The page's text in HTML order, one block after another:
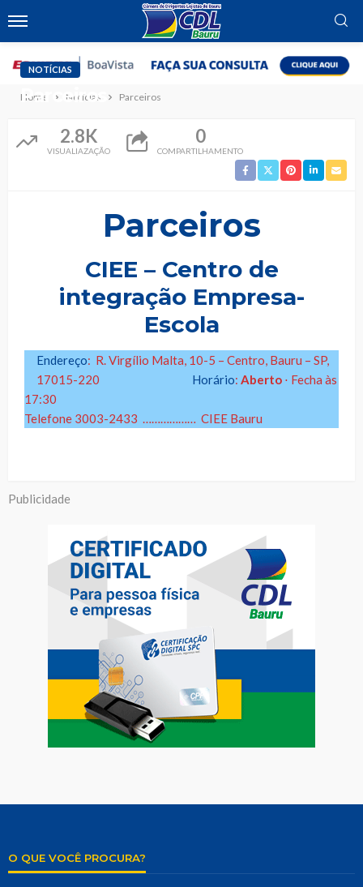
Home Notícias Parceiros
NOTÍCIAS
Parceiros
2.8K
VISUALIAZAÇÃO
0
COMPARTILHAMENTO
Parceiros
CIEE – Centro de
integração Empresa-
Escola
Endereço: R. Virgílio Malta, 10-5 – Centro, Bauru – SP,
17015-220 Horário: Aberto ⋅ Fecha às
17:30
Telefone 3003-2433 ……………… CIEE Bauru
Publicidade
O QUE VOCÊ PROCURA?